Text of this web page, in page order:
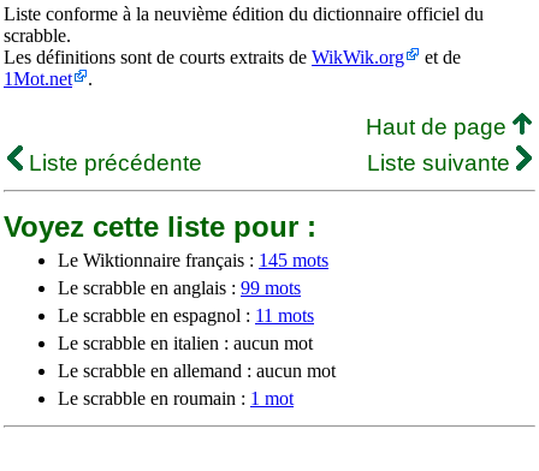
Liste conforme à la neuvième édition du dictionnaire officiel du
scrabble.
Les définitions sont de courts extraits de WikWik.org
et de
1Mot.net
.
Haut de page
Liste précédente
Liste suivante
Voyez cette liste pour :
Le Wiktionnaire français : 145 mots
Le scrabble en anglais : 99 mots
Le scrabble en espagnol : 11 mots
Le scrabble en italien : aucun mot
Le scrabble en allemand : aucun mot
Le scrabble en roumain : 1 mot